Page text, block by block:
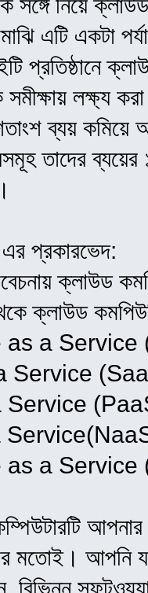
এটি একটা
প্রতিষ্ঠানে
লক্ষ্য
ব্যয়
তাদের
প্রকারভেদ:
ক্লাউড
ক্লাউড
as a Service
Service
Service
as a Service
মতোই। আপনি
বিভিন্ন